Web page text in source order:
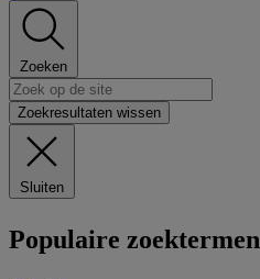
Zoeken
Zoekresultaten wissen
Sluiten
Populaire zoektermen